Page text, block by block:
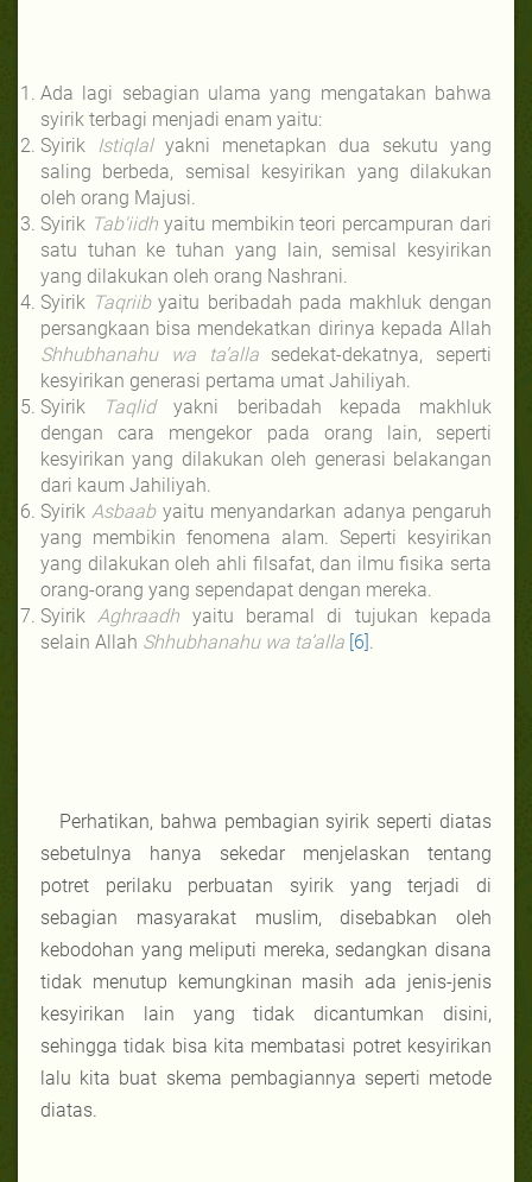
Ada lagi sebagian ulama yang mengatakan bahwa
syirik terbagi menjadi enam yaitu:
Syirik
Istiqlalyakni menetapkan dua sekutu yang
saling berbeda, semisal kesyirikan yang dilakukan
oleh orang Majusi.
Syirik Tab'iidhyaitu membikin teori percampuran dari
satu tuhan ke tuhan yang lain, semisal kesyirikan
yang dilakukan oleh orang Nashrani.
Syirik Taqriibyaitu beribadah pada makhluk dengan
persangkaan bisa mendekatkan dirinya kepada Allah
Shhubhanahu wa ta’alla sedekat-dekatnya, seperti
kesyirikan generasi pertama umat Jahiliyah.
Syirik
Taqlidyakni beribadah kepada makhluk
dengan cara mengekor pada orang lain, seperti
kesyirikan yang dilakukan oleh generasi belakangan
dari kaum Jahiliyah.
Syirik Asbaabyaitu menyandarkan adanya pengaruh
yang membikin fenomena alam. Seperti kesyirikan
yang dilakukan oleh ahli filsafat, dan ilmu fisika serta
orang-orang yang sependapat dengan mereka.
Syirik Aghraadh yaitu beramal di tujukan kepada
selain Allah Shhubhanahu wa ta’alla [6]
Perhatikan, bahwa pembagian syirik seperti diatas
sebetulnya hanya sekedar menjelaskan tentang
potret perilaku perbuatan syirik yang terjadi di
sebagian masyarakat muslim, disebabkan oleh
kebodohan yang meliputi mereka, sedangkan disana
tidak menutup kemungkinan masih ada jenis-jenis
kesyirikan lain yang tidak dicantumkan disini,
sehingga tidak bisa kita membatasi potret kesyirikan
lalu kita buat skema pembagiannya seperti metode
diatas.